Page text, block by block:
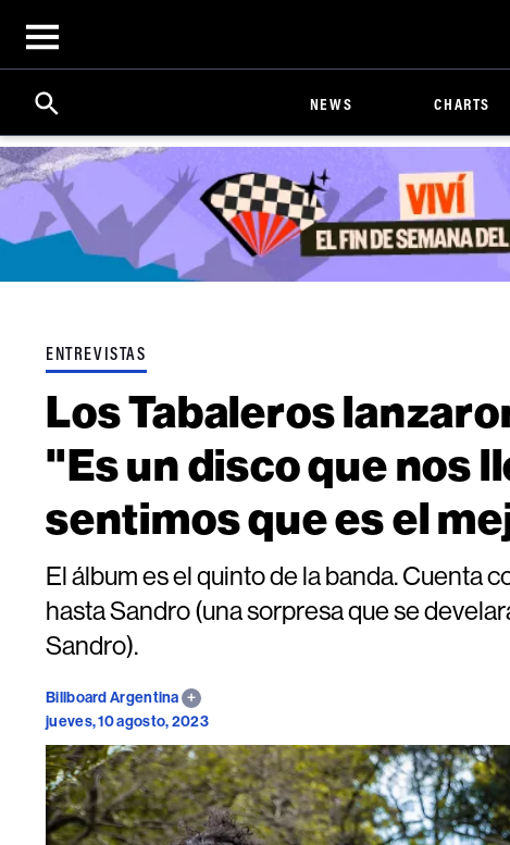
Open
menu
Search
Click
Expand
Search
Input
NEWS CHARTS
ENTREVISTAS
Los Tabaleros
"Es un disco que nos
sentimos que es el
El álbum es el quinto de la banda. Cuenta
hasta Sandro (una sorpresa que se
Sandro).
Billboard Argentina
jueves, 10 agosto, 2023